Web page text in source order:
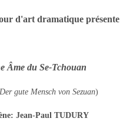
d'art dramatique présente
Âme du Se-Tchouan
Der gute Mensch von Sezuan)
Jean-Paul TUDURY